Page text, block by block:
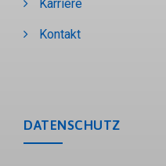
Karriere
Kontakt
DATENSCHUTZ